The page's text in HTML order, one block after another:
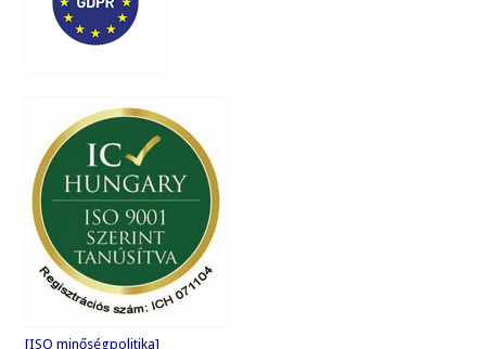
[ISO minőségpolitika]